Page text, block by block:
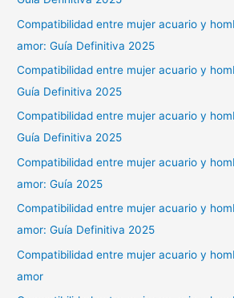
Compatibilidad entre mujer acuario y
amor: Guía Definitiva 2025
Compatibilidad entre mujer acuario y
Guía Definitiva 2025
Compatibilidad entre mujer acuario y
Guía Definitiva 2025
Compatibilidad entre mujer acuario y
amor: Guía 2025
Compatibilidad entre mujer acuario y
amor: Guía Definitiva 2025
Compatibilidad entre mujer acuario y
amor